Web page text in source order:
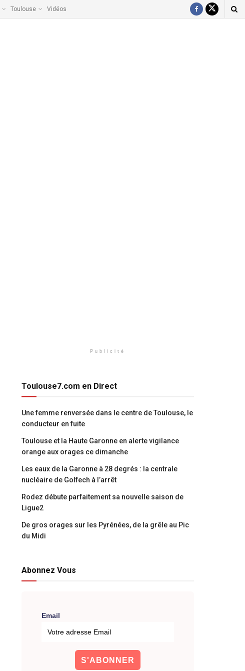
Toulouse Vidéos
Publicité
Toulouse7.com en Direct
Une femme renversée dans le centre de Toulouse, le
conducteur en fuite
Toulouse et la Haute Garonne en alerte vigilance
orange aux orages ce dimanche
Les eaux de la Garonne à 28 degrés : la centrale
nucléaire de Golfech à l’arrêt
Rodez débute parfaitement sa nouvelle saison de
Ligue2
De gros orages sur les Pyrénées, de la grêle au Pic
du Midi
Abonnez Vous
Email